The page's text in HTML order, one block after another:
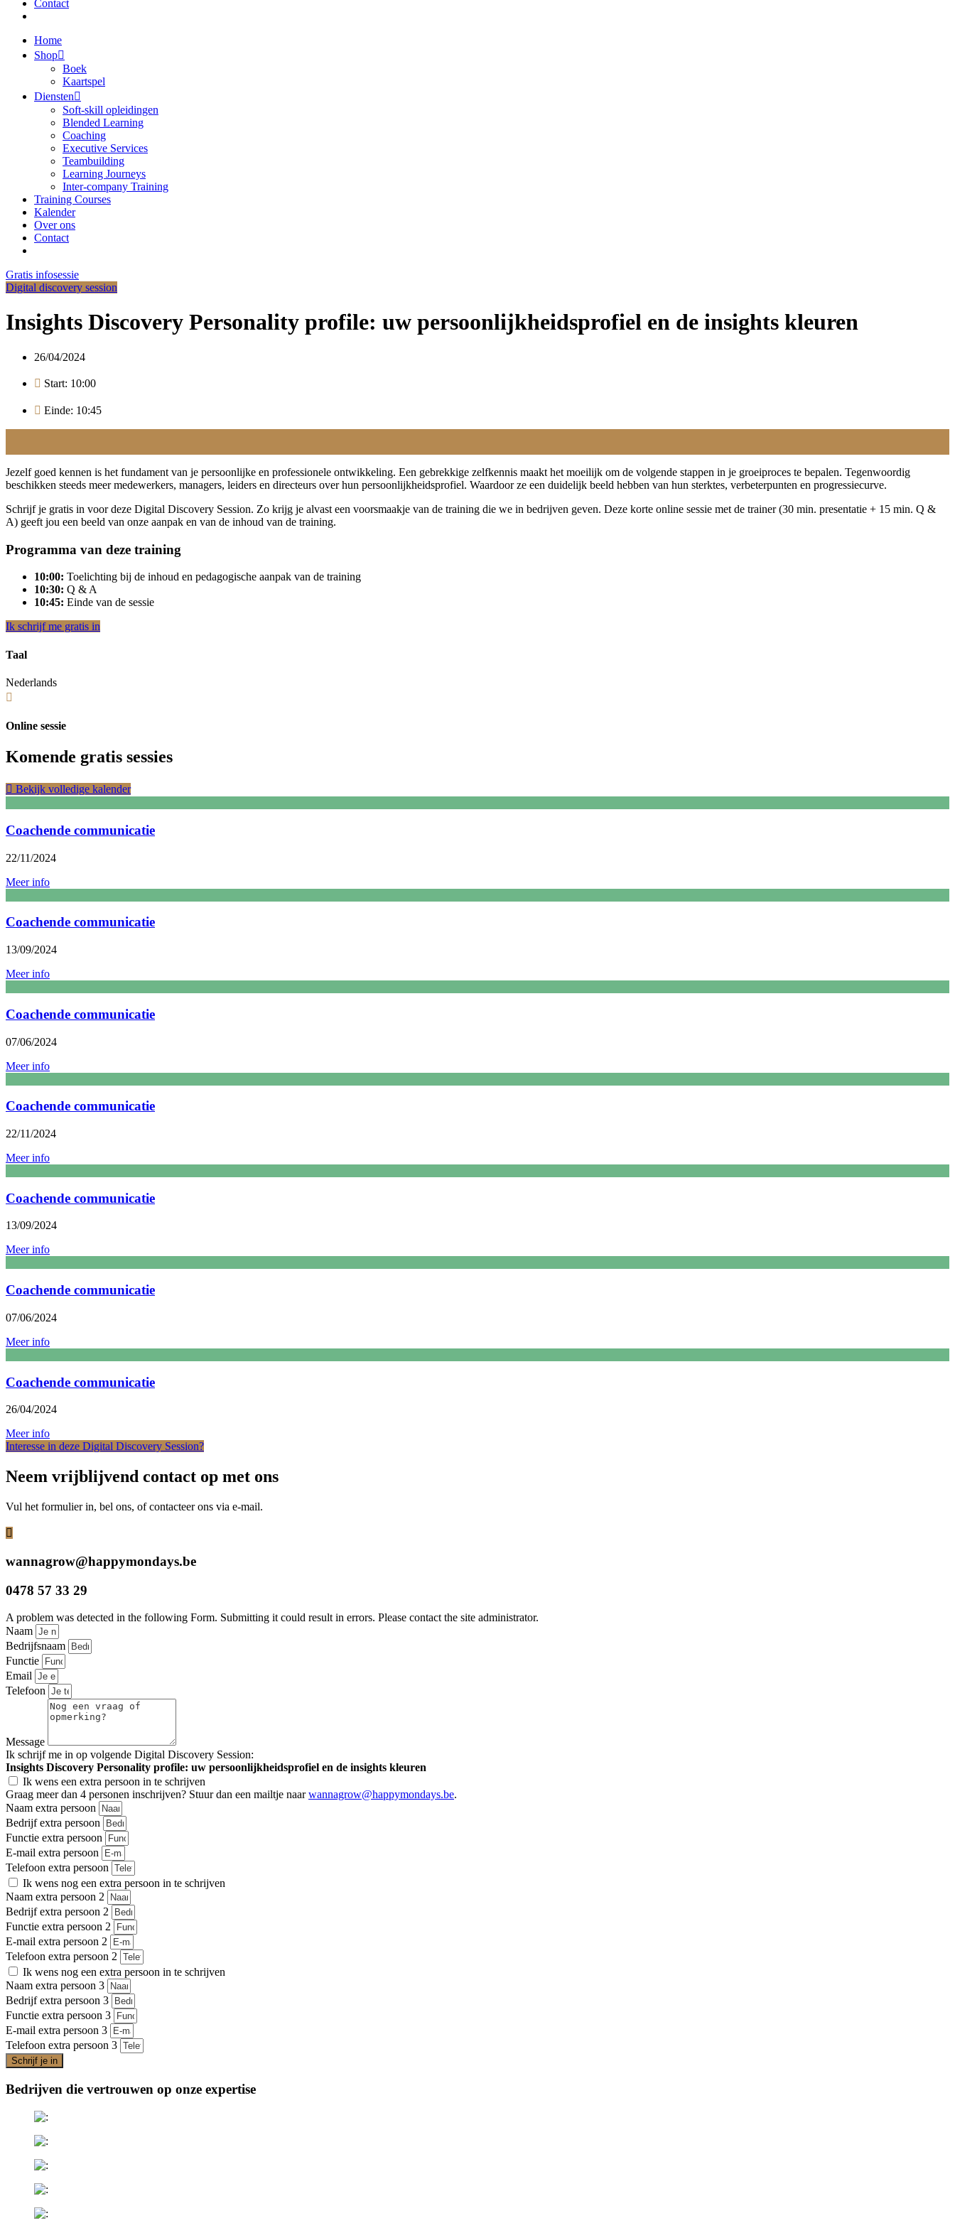
Contact
Home
Shop
Boek
Kaartspel
Diensten
Soft-skill opleidingen
Blended Learning
Coaching
Executive Services
Teambuilding
Learning Journeys
Inter-company Training
Training Courses
Kalender
Over ons
Contact
Gratis infosessie
Digital discovery session
Insights Discovery Personality profile: uw persoonlijkheidsprofiel en de insights kleuren
26/04/2024
Start: 10:00
Einde: 10:45
Jezelf goed kennen is het fundament van je persoonlijke en professionele ontwikkeling. Een gebrekkige zelfkennis maakt het moeilijk om de volgende stappen in je groeiproces te bepalen. Tegenwoordig
beschikken steeds meer medewerkers, managers, leiders en directeurs over hun persoonlijkheidsprofiel. Waardoor ze een duidelijk beeld hebben van hun sterktes, verbeterpunten en progressiecurve.
Schrijf je gratis in voor deze Digital Discovery Session. Zo krijg je alvast een voorsmaakje van de training die we in bedrijven geven. Deze korte online sessie met de trainer (30 min. presentatie + 15 min. Q &
A) geeft jou een beeld van onze aanpak en van de inhoud van de training.
Programma van deze training
10:00: Toelichting bij de inhoud en pedagogische aanpak van de training
10:30: Q & A
10:45: Einde van de sessie
Ik schrijf me gratis in
Taal
Nederlands
Online sessie
Komende gratis sessies
Bekijk volledige kalender
Coachende communicatie
22/11/2024
Meer info
Coachende communicatie
13/09/2024
Meer info
Coachende communicatie
07/06/2024
Meer info
Coachende communicatie
22/11/2024
Meer info
Coachende communicatie
13/09/2024
Meer info
Coachende communicatie
07/06/2024
Meer info
Coachende communicatie
26/04/2024
Meer info
Interesse in deze Digital Discovery Session?
Neem vrijblijvend contact op met ons
Vul het formulier in, bel ons, of contacteer ons via e-mail.
wannagrow@happymondays.be
0478 57 33 29
A problem was detected in the following Form. Submitting it could result in errors. Please contact the site administrator.
Naam
Bedrijfsnaam
Functie
Email
Telefoon
Message
Ik schrijf me in op volgende Digital Discovery Session:
Insights Discovery Personality profile: uw persoonlijkheidsprofiel en de insights kleuren
Ik wens een extra persoon in te schrijven
Graag meer dan 4 personen inschrijven? Stuur dan een mailtje naarwannagrow@happymondays.be.
Naam extra persoon
Bedrijf extra persoon
Functie extra persoon
E-mail extra persoon
Telefoon extra persoon
Ik wens nog een extra persoon in te schrijven
Naam extra persoon 2
Bedrijf extra persoon 2
Functie extra persoon 2
E-mail extra persoon 2
Telefoon extra persoon 2
Ik wens nog een extra persoon in te schrijven
Naam extra persoon 3
Bedrijf extra persoon 3
Functie extra persoon 3
E-mail extra persoon 3
Telefoon extra persoon 3
Schrijf je in
Bedrijven die vertrouwen op onze expertise